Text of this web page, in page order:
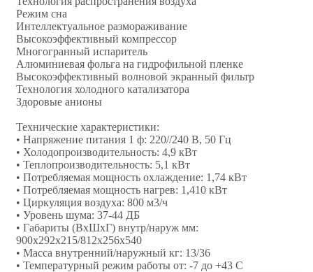
Режим сна
Интеллектуальное размораживание
Высокоэффективный компрессор
Многогранный испаритель
Алюминиевая фольга на гидрофильной пленке
Высокоэффективный волновой экранный фильтр
Технология холодного катализатора
Здоровые анионы
Технические характеристики:
• Напряжение питания 1 ф: 220//240 В, 50 Гц
• Холодопроизводительность: 4,9 кВт
• Теплопроизводительность: 5,1 кВт
• Потребляемая мощность охлаждение: 1,74 кВт
• Потребляемая мощность нагрев: 1,410 кВт
• Циркуляция воздуха: 800 м3/ч
• Уровень шума: 37-44 ДБ
• Габариты (ВхШхГ) внутр/наруж мм:
900x292x215/812x256x540
• Масса внутренний/наружный кг: 13/36
• Температурный режим работы от: -7 до +43 С